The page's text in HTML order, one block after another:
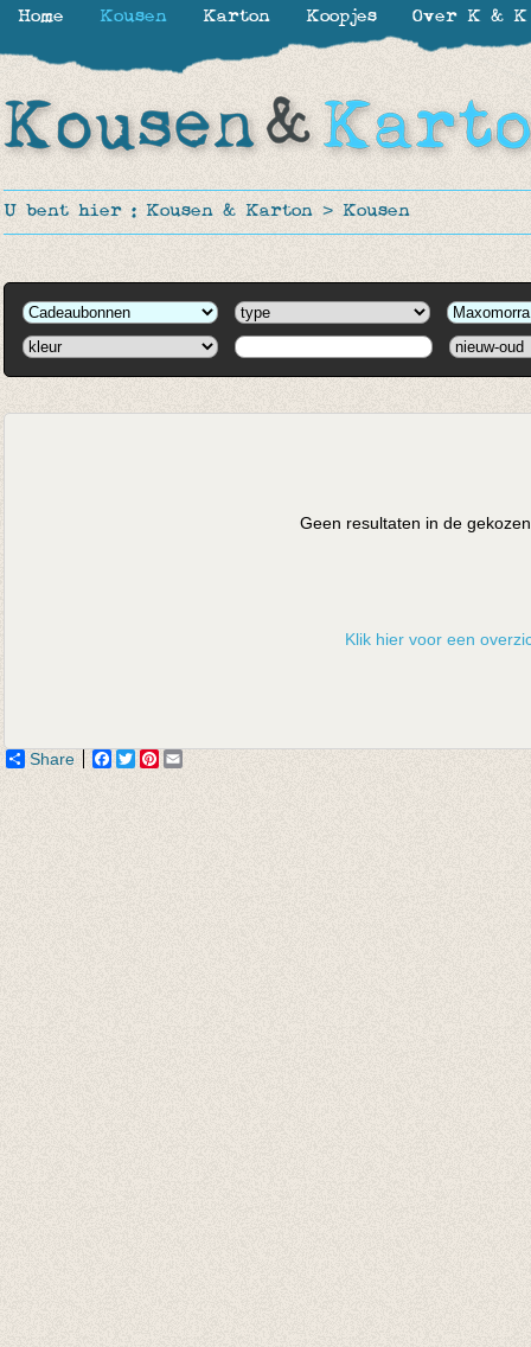
U bent hier : Kousen & Karton > Kousen
Geen resultaten in de
Klik hier voor een
Share Facebook
TwitterPinterest
Home Kousen Karton Koopjes Over K & K